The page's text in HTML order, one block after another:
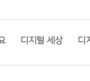
디지털 세상 디